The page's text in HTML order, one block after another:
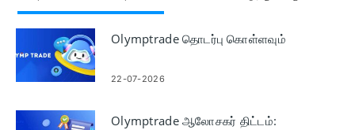
Olymptrade தொடர்பு கொள்ளவும்
22-07-2026
Olymptrade ஆலோசகர் திட்டம்: